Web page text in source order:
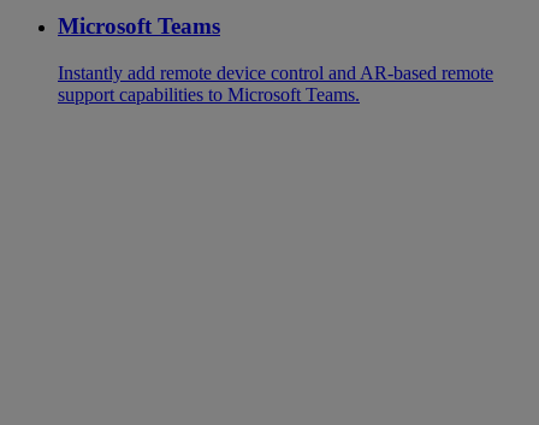
Microsoft Teams
Instantly add remote device control and AR-based remote
support capabilities to Microsoft Teams.